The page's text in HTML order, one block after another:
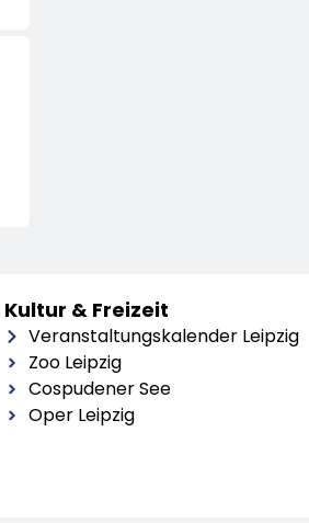
Kultur & Freizeit
Veranstaltungskalender Leipzig
Zoo Leipzig
Cospudener See
Oper Leipzig